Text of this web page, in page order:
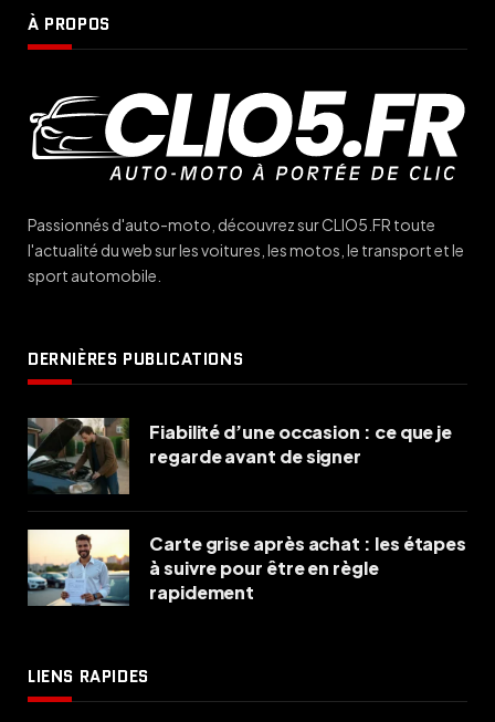
À PROPOS
Passionnés d'auto-moto, découvrez sur CLIO5.FR toute
l'actualité du web sur les voitures, les motos, le transport et le
sport automobile.
DERNIÈRES PUBLICATIONS
Fiabilité d’une occasion : ce que je
regarde avant de signer
Carte grise après achat : les étapes
à suivre pour être en règle
rapidement
LIENS RAPIDES